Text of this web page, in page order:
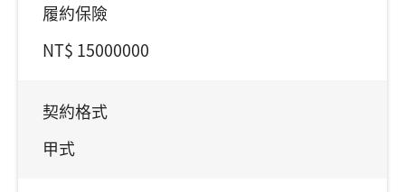
履約保險
NT$ 15000000
契約格式
甲式